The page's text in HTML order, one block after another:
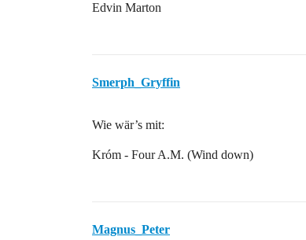
Edvin Marton
Smerph_Gryffin
Wie wär’s mit:
Króm - Four A.M. (Wind down)
Magnus_Peter